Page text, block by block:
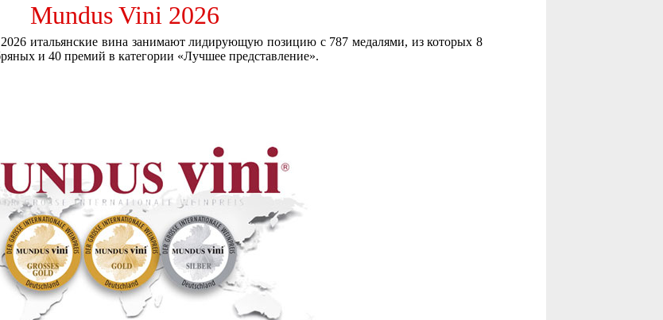
Mundus Vini 2026
итальянские вина занимают лидирующую позицию с 787 медалями, из которых 8
и 40 премий в категории «Лучшее представление».